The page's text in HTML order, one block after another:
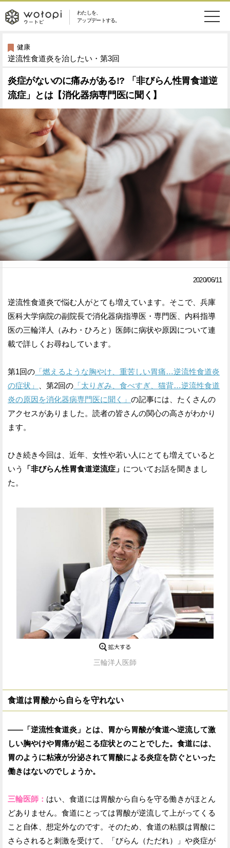
わたしを、
アップデートする。
wotopi
-
ウ
ー
ト
ピ
メ
ニ
ュ
ー
美容・コスメ 妊娠・出産
健康 ワークスタイル
ライフスタイル ファッション
ソーシャル SDGs
アイテム
索
ウートピとは？
Facebook
ェ
ア
す
ェ
ア
健康
逆流性食道炎を治したい・第3回
炎症がないのに痛みがある!? 「非びらん性胃食道逆
流症」とは【消化器病専門医に聞く】
2020/06/11
逆流性食道炎で悩む人がとても増えています。そこで、兵庫
医科大学病院の副院長で消化器病指導医・専門医、内科指導
医の三輪洋人（みわ・ひろと）医師に病状や原因について連
載で詳しくお尋ねしています。
第1回の 「燃えるような胸やけ、重苦しい胃痛…逆流性食道炎
の症状」
、第2回の 「太りぎみ、食べすぎ、猫背…逆流性食道
炎の原因を消化器病専門医に聞く」 の記事には、たくさんの
アクセスがありました。読者の皆さんの関心の高さがわかり
ます。
ひき続き今回は、近年、女性や若い人にとても増えていると
いう
「非びらん性胃食道逆流症」 についてお話を聞きまし
た。
三輪洋人医師
食道は胃酸から自らを守れない
——「逆流性食道炎」とは、胃から胃酸が食道へ逆流して激
しい胸やけや胃痛が起こる症状とのことでした。食道には、
胃のように粘液が分泌されて胃酸による炎症を防ぐといった
働きはないのでしょうか。
三輪医師： はい、食道には胃酸から自らを守る働きがほとん
どありません。食道にとっては胃酸が逆流して上がってくる
こと自体、想定外なのです。そのため、食道の粘膜は胃酸に
さらされると刺激を受けて、「びらん（ただれ）」や炎症が